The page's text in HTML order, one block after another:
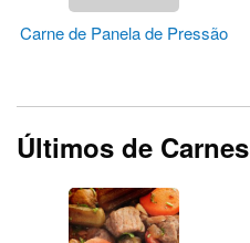
Carne de Panela de Pressão
Últimos de Carnes